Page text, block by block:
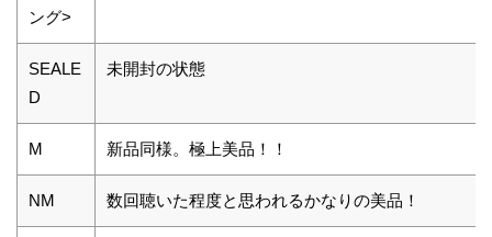
ング>
SEALE
D
未開封の状態
M 新品同様。極上美品！！
NM 数回聴いた程度と思われるかなりの美品！